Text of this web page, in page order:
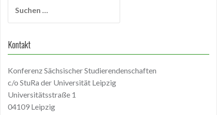
nach:
Kontakt
Konferenz Sächsischer Studierendenschaften
c/o StuRa der Universität Leipzig
Universitätsstraße 1
04109 Leipzig